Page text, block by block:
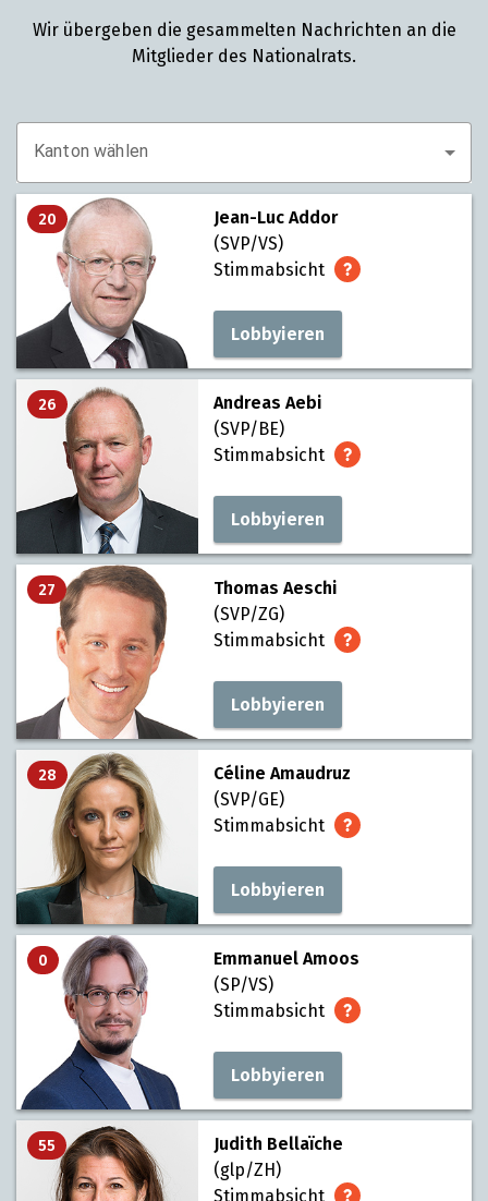
Wir übergeben die gesammelten Nachrichten an die
Mitglieder des Nationalrats.
Kanton wählen
20
Jean-Luc Addor
(SVP/VS)
Stimmabsicht
Lobbyieren
26
Andreas Aebi
(SVP/BE)
Stimmabsicht
Lobbyieren
27
Thomas Aeschi
(SVP/ZG)
Stimmabsicht
Lobbyieren
28
Céline Amaudruz
(SVP/GE)
Stimmabsicht
Lobbyieren
0
Emmanuel Amoos
(SP/VS)
Stimmabsicht
Lobbyieren
55
Judith Bellaïche
(glp/ZH)
Stimmabsicht